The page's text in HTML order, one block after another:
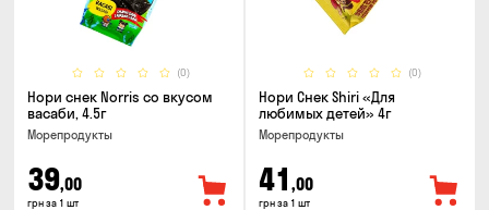
(0)
Нори снек Norris со вкусом
васаби, 4.5г
Морепродукты
39,00
грн за 1 шт
(0)
Нори Снек Shiri «Для
любимых детей» 4г
Морепродукты
41 ,00
грн за 1 шт